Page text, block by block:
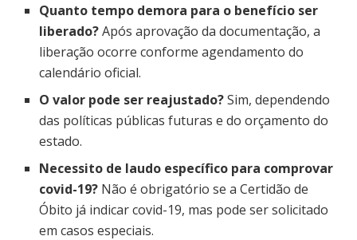
Quanto tempo demora para o benefício ser
liberado?Após aprovação da documentação, a
liberação ocorre conforme agendamento do
calendário oficial.
O valor pode ser reajustado?Sim, dependendo
das políticas públicas futuras e do orçamento do
estado.
Necessito de laudo específico para comprovar
covid-19? Não é obrigatório se a Certidão de
Óbito já indicar covid-19, mas pode ser solicitado
em casos especiais.